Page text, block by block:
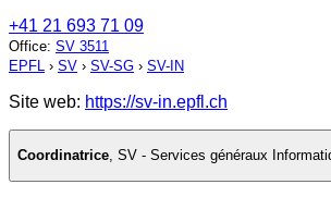
+41 21 693 71 09
Office: SV 3511
EPFL › SV › SV-SG › SV-IN
Site web: https://sv-in.epfl.ch
Coordinatrice, SV - Services généraux